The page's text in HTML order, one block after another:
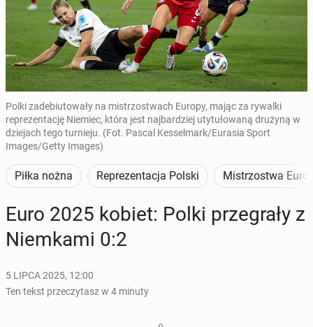
Polki zadebiutowały na mistrzostwach Europy, mając za rywalki
reprezentację Niemiec, która jest najbardziej utytułowaną drużyną w
dziejach tego turnieju. (Fot. Pascal Kesselmark/Eurasia Sport
Images/Getty Images)
Piłka nożna Reprezentacja Polski Mistrzostwa
Euro 2025 kobiet: Polki prze­gra­ły z
Niem­ka­mi 0:2
5 LIPCA 2025, 12:00
Ten tekst przeczytasz w 4 minuty